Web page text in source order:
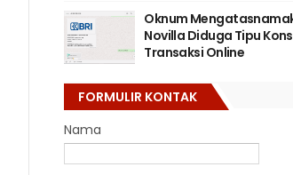
Oknum
Novilla Diduga Tipu
Transaksi Online
FORMULIR KONTAK
Nama